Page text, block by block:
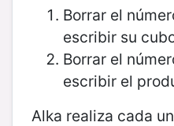
Borrar el
escribir su
Borrar el
escribir el
Alka realiza cada